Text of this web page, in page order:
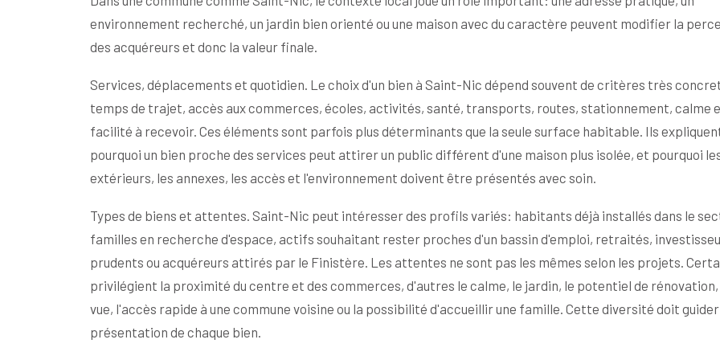
environnement recherché, un jardin bien orienté ou une maison avec du caractère peuvent modifier la
des acquéreurs et donc la valeur finale.
Services, déplacements et quotidien. Le choix d'un bien à Saint-Nic dépend souvent de critères très
temps de trajet, accès aux commerces, écoles, activités, santé, transports, routes, stationnement, calme
facilité à recevoir. Ces éléments sont parfois plus déterminants que la seule surface habitable. Ils
pourquoi un bien proche des services peut attirer un public différent d'une maison plus isolée, et pourquoi
extérieurs, les annexes, les accès et l'environnement doivent être présentés avec soin.
Types de biens et attentes. Saint-Nic peut intéresser des profils variés: habitants déjà installés dans le
familles en recherche d'espace, actifs souhaitant rester proches d'un bassin d'emploi, retraités,
prudents ou acquéreurs attirés par le Finistère. Les attentes ne sont pas les mêmes selon les projets.
privilégient la proximité du centre et des commerces, d'autres le calme, le jardin, le potentiel de rénovation,
vue, l'accès rapide à une commune voisine ou la possibilité d'accueillir une famille. Cette diversité doit
présentation de chaque bien.